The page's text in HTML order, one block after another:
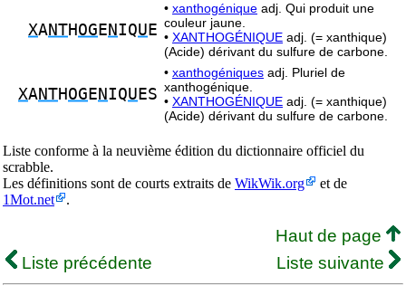
XANTH OG E N IQU E
• xanthogénique adj. Qui produit une
couleur jaune.
• XANTHOGÉNIQUE adj. (= xanthique)
(Acide) dérivant du sulfure de carbone.
XANTH OG E N IQU ES
• xanthogéniques adj. Pluriel de
xanthogénique.
• XANTHOGÉNIQUE adj. (= xanthique)
(Acide) dérivant du sulfure de carbone.
Liste conforme à la neuvième édition du dictionnaire officiel du
scrabble.
Les définitions sont de courts extraits de WikWik.org
et de
1Mot.net
.
Haut de page
Liste précédente
Liste suivante